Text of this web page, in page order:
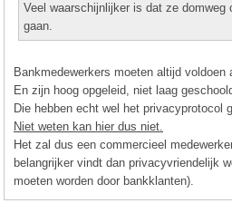
Veel waarschijnlijker is dat ze domweg
gaan.
Bankmedewerkers moeten altijd voldoen
En zijn hoog opgeleid, niet laag
Die hebben echt wel het privacyprotocol
Niet weten kan hier dus niet.
Het zal dus een commercieel
belangrijker vindt dan privacyvriendelijk
moeten worden door bankklanten).